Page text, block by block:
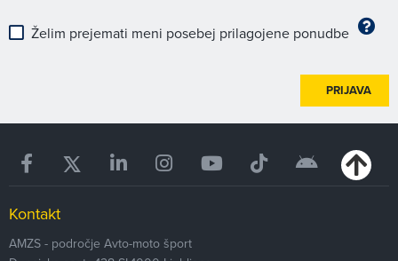
Želim prejemati meni posebej prilagojene ponudbe
PRIJAVA
Kontakt
AMZS - področje Avto-moto šport